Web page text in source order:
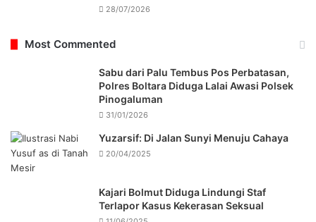
28/07/2026
Most Commented
Sabu dari Palu Tembus Pos Perbatasan,
Polres Boltara Diduga Lalai Awasi Polsek
Pinogaluman
31/01/2026
Yuzarsif: Di Jalan Sunyi Menuju Cahaya
20/04/2025
Kajari Bolmut Diduga Lindungi Staf
Terlapor Kasus Kekerasan Seksual